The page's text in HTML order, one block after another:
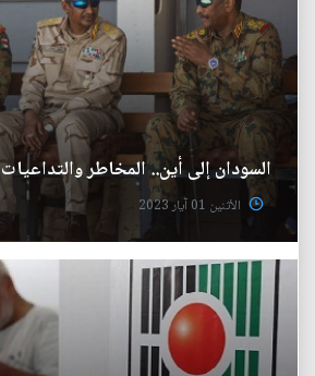
السودان إلى أين.. المخاطر والتداعيات
الأثنين 01 آيار 2023